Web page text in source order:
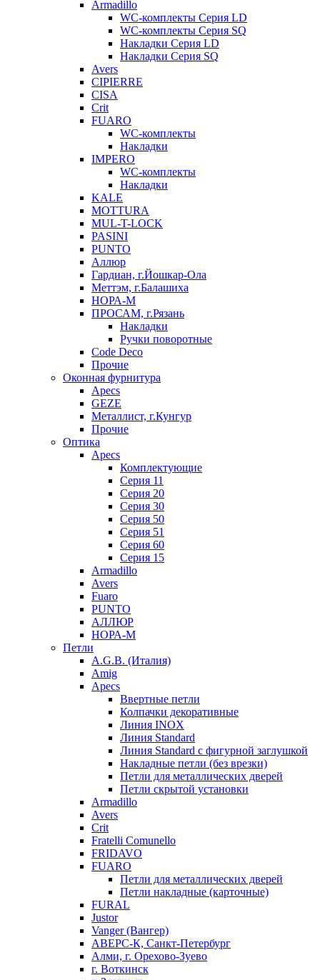
Armadillo
WC-комплекты Серия LD
WC-комплекты Серия SQ
Накладки Серия LD
Накладки Серия SQ
Avers
CIPIERRE
CISA
Crit
FUARO
WC-комплекты
Накладки
IMPERO
WC-комплекты
Накладки
KALE
MOTTURA
MUL-T-LOCK
PASINI
PUNTO
Аллюр
Гардиан, г.Йошкар-Ола
Меттэм, г.Балашиха
НОРА-М
ПРОСАМ, г.Рязань
Накладки
Ручки поворотные
Code Deco
Прочие
Оконная фурнитура
Apecs
GEZE
Металлист, г.Кунгур
Прочие
Оптика
Apecs
Комплектующие
Серия 11
Серия 20
Серия 30
Серия 50
Серия 51
Серия 60
Серия 15
Armadillo
Avers
Fuaro
PUNTO
АЛЛЮР
НОРА-М
Петли
A.G.B. (Италия)
Amig
Apecs
Ввертные петли
Колпачки декоративные
Линия INOX
Линия Standard
Линия Standard с фигурной заглушкой
Накладные петли (без врезки)
Петли для металлических дверей
Петли скрытой установки
Armadillo
Avers
Crit
Fratelli Comunello
FRIDAVO
FUARO
Петли для металлических дверей
Петли накладные (карточные)
FURAL
Justor
Vanger (Вангер)
АВЕРС-К, Санкт-Петербург
Алми, г. Орехово-Зуево
г. Воткинск